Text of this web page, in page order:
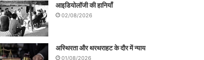
आइडियोलॉजी की हानियाँ
02/08/2026
अस्थिरता और थरथराहट के दौर में न्याय
01/08/2026